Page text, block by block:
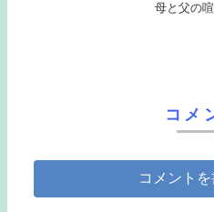
母と父の
コメ
コメント